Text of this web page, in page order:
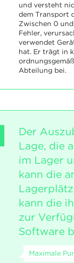
und versteht
dem Transport
Zwischen 0
Fehler,
verwendet
hat. Er trägt in
Abteilung bei.
Der
Lage, die
im Lager
kann die
kann die
zur
Software
Maximale